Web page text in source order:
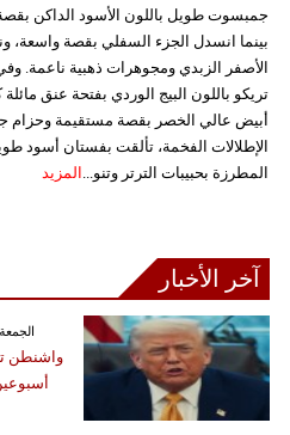
جمبسوت طويل باللون الأسود الداكن
بينما انسدل الجزء السفلي بقصة واسعة،
الأصفر الزبدي ومجوهرات ذهبية ناعمة.
تريكو باللون البيج الوردي بفتحة عنق
أبيض عالي الخصر بقصة مستقيمة وحزام
الإطلالات الفخمة، تألقت بفستان أسود
المطرزة بحبيبات الترتر وتنو... المزيد
آخر الأخبار
GMT 21:29 2026 الجمعة ,07 آب / أغسطس
واشنطن